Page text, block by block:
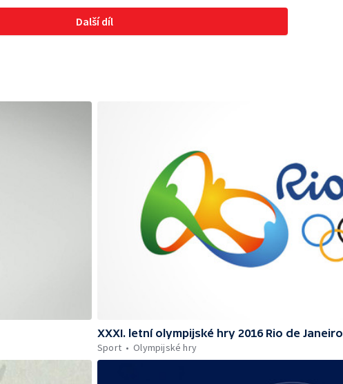
Další díl
XXXI. letní olympijské hry 2016 Rio de Janeiro
Sport
Olympijské hry